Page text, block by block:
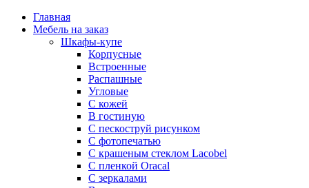
Главная
Мебель на заказ
Шкафы-купе
Корпусные
Встроенные
Распашные
Угловые
С кожей
В гостиную
С пескоструй рисунком
С фотопечатью
С крашеным стеклом Lacobel
С пленкой Oracal
С зеркалами